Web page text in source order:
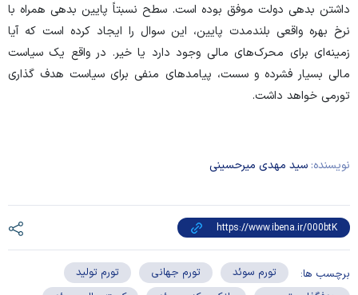
داشتن بدهی دولت موفق بوده است. سطح نسبتاً پایین بدهی همراه با
نرخ بهره واقعی بلندمدت پایین، این سوال را ایجاد کرده است که آیا
زمینه‌ای برای محرک‌های مالی وجود دارد یا خیر. در واقع یک سیاست
مالی بسیار فشرده و سست، پیامد‌های منفی برای سیاست هدف گذاری
تورمی خواهد داشت.
نویسنده: سید مهدی میرحسینی
برچسب ها: تورم سوئد تورم جهانی
تورم تولید